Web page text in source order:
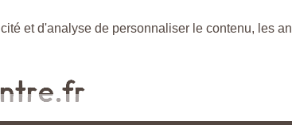
et d'analyse de personnaliser le contenu, les